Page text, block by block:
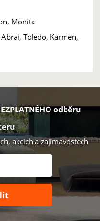
Monita
Abrai, Toledo, Karmen,
odběru
akcích a zajímavostech